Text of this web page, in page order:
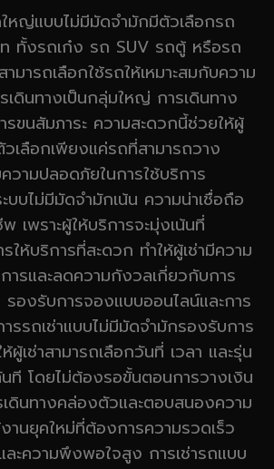
ใหญ่แบบไม่มีมัดจำมักมีตัวเลือกรถ
ท ทั้งรถเก๋ง รถ SUV รถตู้ หรือรถ
ามารถเลือกใช้รถให้เหมาะสมกับความ
เดินทางเป็นกลุ่มใหญ่ การเดินทาง
ขนสัมภาระ ความสะดวกนี้ช่วยให้ผู้
เลือกเพียงแค่รถที่สามารถวาง
วามปลอดภัยในการใช้บริการ
บบไม่มีมัดจำมักเน้น ความน่าเชื่อถือ
เพราะผู้ให้บริการจะมุ่งเน้นที่
ห้บริการที่สะดวก ทำให้ผู้เช่ามีความ
ารและลดความกังวลเกี่ยวกับการ
รองรับการจองแบบออนไลน์และการ
รรถเช่าแบบไม่มีมัดจำมักรองรับการ
ผู้เช่าสามารถเลือกวันที่ เวลา และรุ่น
ที โดยไม่ต้องรอขั้นตอนการวางเงิน
ดินทางคล่องตัวและตอบสนองความ
านยุคใหม่ที่ต้องการความรวดเร็ว
ละความพึงพอใจสูง การเช่ารถแบบ